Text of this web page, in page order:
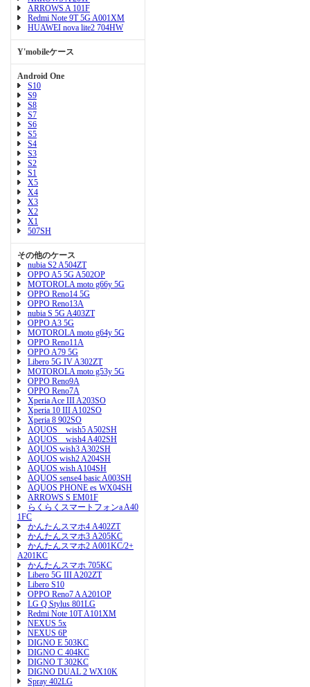
ARROWS A 101F
Redmi Note 9T 5G A001XM
HUAWEI nova lite2 704HW
Y'mobileケース
Android One
S10
S9
S8
S7
S6
S5
S4
S3
S2
S1
X5
X4
X3
X2
X1
507SH
その他のケース
nubia S2 A504ZT
OPPO A5 5G A502OP
MOTOROLA moto g66y 5G
OPPO Reno14 5G
OPPO Reno13A
nubia S 5G A403ZT
OPPO A3 5G
MOTOROLA moto g64y 5G
OPPO Reno11A
OPPO A79 5G
Libero 5G IV A302ZT
MOTOROLA moto g53y 5G
OPPO Reno9A
OPPO Reno7A
Xperia Ace III A203SO
Xperia 10 III A102SO
Xperia 8 902SO
AQUOS wish5 A502SH
AQUOS wish4 A402SH
AQUOS wish3 A302SH
AQUOS wish2 A204SH
AQUOS wish A104SH
AQUOS sense4 basic A003SH
AQUOS PHONE es WX04SH
ARROWS S EM01F
らくらくスマートフォンa A40
1FC
かんたんスマホ4 A402ZT
かんたんスマホ3 A205KC
かんたんスマホ2 A001KC/2+
A201KC
かんたんスマホ 705KC
Libero 5G III A202ZT
Libero S10
OPPO Reno7 A A201OP
LG Q Stylus 801LG
Redmi Note 10T A101XM
NEXUS 5x
NEXUS 6P
DIGNO E 503KC
DIGNO C 404KC
DIGNO T 302KC
DIGNO DUAL 2 WX10K
Spray 402LG